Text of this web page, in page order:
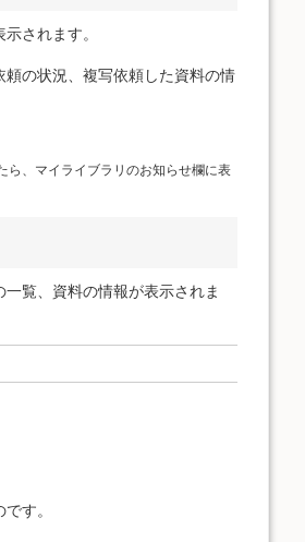
されます。
の状況、複写依頼した資料の情
ら、マイライブラリのお知らせ欄に表
覧、資料の情報が表示されま
す。